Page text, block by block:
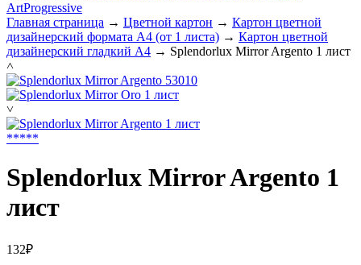
ArtProgressive
Главная страница → Цветной картон → Картон цветной
дизайнерский формата А4 (от 1 листа) → Картон цветной
дизайнерский гладкий А4 → Splendorlux Mirror Argento 1 лист
˄
˅
*****
Splendorlux Mirror Argento 1
лист
132₽